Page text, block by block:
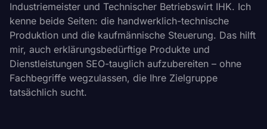
Industriemeister und Technischer Betriebswirt IHK. Ich
kenne beide Seiten: die handwerklich-technische
Produktion und die kaufmännische Steuerung. Das hilft
mir, auch erklärungsbedürftige Produkte und
Dienstleistungen SEO-tauglich aufzubereiten – ohne
Fachbegriffe wegzulassen, die Ihre Zielgruppe
tatsächlich sucht.